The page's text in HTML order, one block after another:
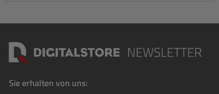
Sie erhalten von uns: